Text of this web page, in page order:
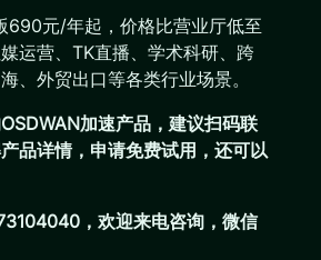
690元/年起，价格比营业厅低至
运营、TK直播、学术科研、跨
、外贸出口等各类行业场景。
加速产品，建议扫码联
品详情，申请免费试用，还可以
，欢迎来电咨询，微信